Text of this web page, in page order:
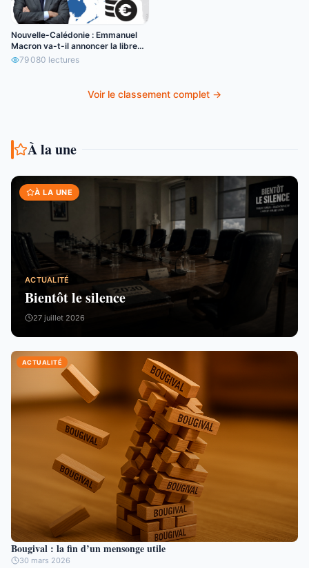
Nouvelle-Calédonie : Emmanuel
Macron va-t-il annoncer la libre
circulation de l’euro ?
79 080 lectures
Voir le classement complet →
À la une
À LA UNE
ACTUALITÉ
Bientôt le silence
27 juillet 2026
ACTUALITÉ
Bougival : la fin d’un mensonge utile
30 mars 2026